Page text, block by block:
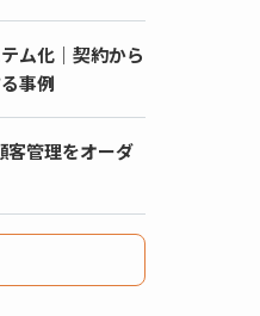
ム化｜契約から
事例
管理をオーダ